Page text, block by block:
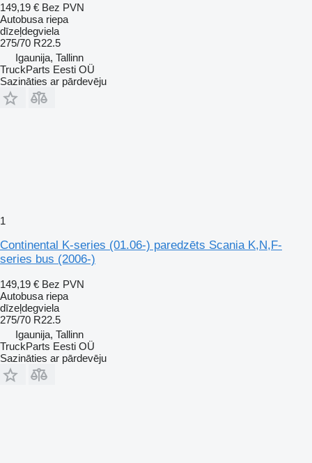
149,19 € Bez PVN
Autobusa riepa
dīzeļdegviela
275/70 R22.5
Igaunija, Tallinn
TruckParts Eesti OÜ
Sazināties ar pārdevēju
1
Continental K-series (01.06-) paredzēts Scania K,N,F-
series bus (2006-)
149,19 € Bez PVN
Autobusa riepa
dīzeļdegviela
275/70 R22.5
Igaunija, Tallinn
TruckParts Eesti OÜ
Sazināties ar pārdevēju